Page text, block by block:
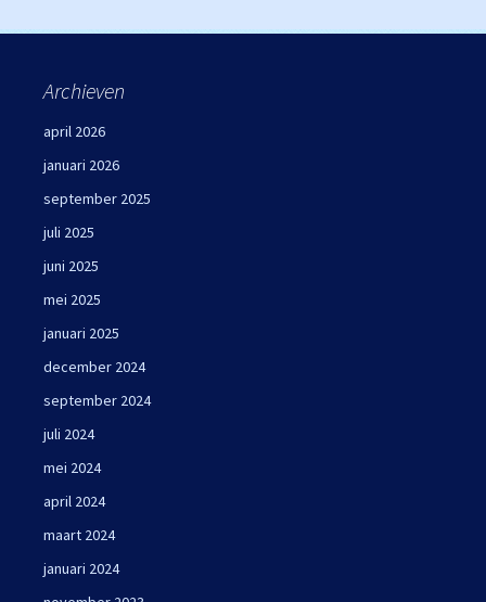
Archieven
april 2026
januari 2026
september 2025
juli 2025
juni 2025
mei 2025
januari 2025
december 2024
september 2024
juli 2024
mei 2024
april 2024
maart 2024
januari 2024